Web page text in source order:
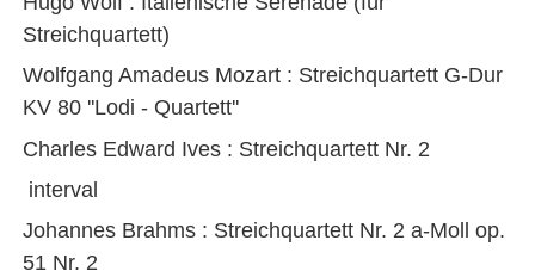
Streichquartett)
Wolfgang Amadeus Mozart : Streichquartett G-Dur
KV 80 ''Lodi - Quartett''
Charles Edward Ives : Streichquartett Nr. 2
interval
Johannes Brahms : Streichquartett Nr. 2 a-Moll op.
51 Nr. 2